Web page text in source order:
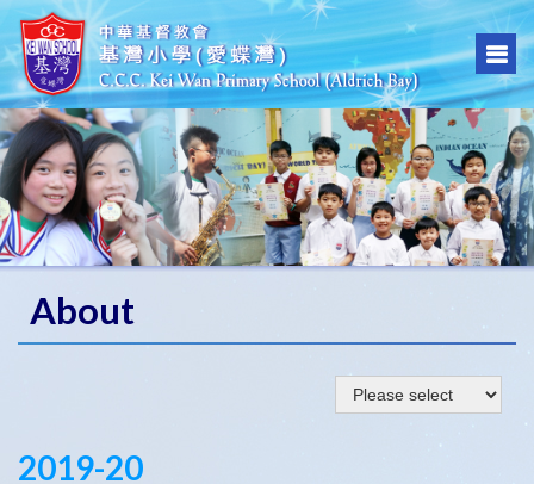
About
2019-20